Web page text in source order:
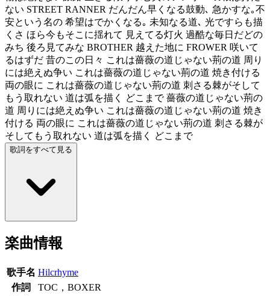
ない STREET RANNER だんだん早くなる鼓動､ 急かすな｡不
安という名の 希望はでかくなる｡ 未知なる道､ 光ですらも描
くさ ほら今もそこに揺れて 見えてる灯火 過酷な毎日だどの
みち 後ろ見てみな BROTHER 越えた地に FROWER 咲いて
るはずだ 昔のこの日々 これは薔薇の道じゃない荊の道 周り
には絶えぬ争い これは薔薇の道じゃない荊の道 焼き付ける
両の眼に これは薔薇の道じゃない荊の道 刺さる棘がそして
もう取れない 道は弧を描く どこまで 薔薇の道じゃない荊の
道 周りには絶えぬ争い これは薔薇の道じゃない荊の道 焼き
付ける 両の眼に これは薔薇の道じゃない荊の道 刺さる棘が
そしてもう取れない 道は弧を描く どこまで
歌詞をすべて見る
楽曲情報
歌手名 Hilcrhyme
作詞
TOC，BOXER